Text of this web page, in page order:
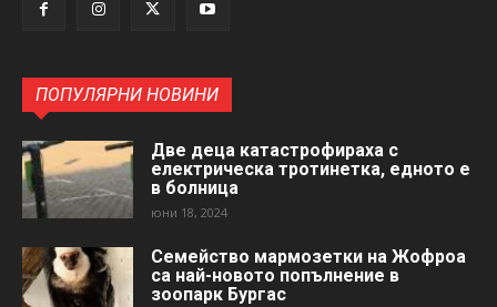
ПОПУЛЯРНИ НОВИНИ
Две деца катастрофираха с
електрическа тротинетка, едното е
в болница
юни 18, 2024
Семейство мармозетки на Жофроа
са най-новото попълнение в
зоопарк Бургас